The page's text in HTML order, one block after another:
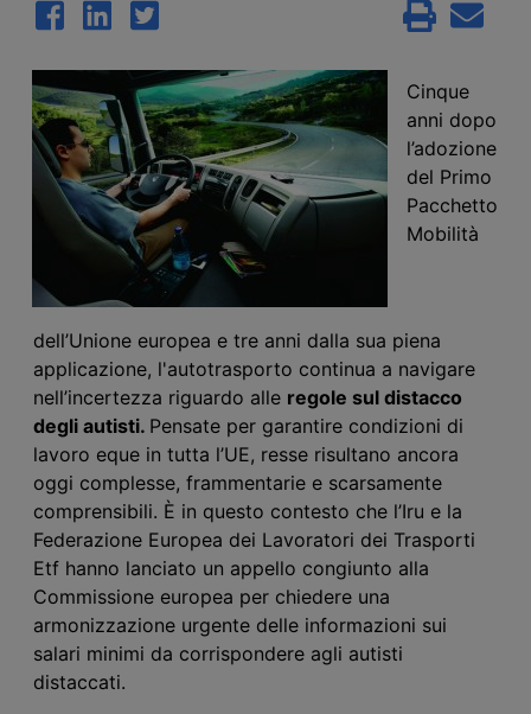
Cinque
anni dopo
l’adozione
del Primo
Pacchetto
Mobilità
dell’Unione europea e tre anni dalla sua piena
applicazione, l'autotrasporto continua a navigare
nell’incertezza riguardo alle regole sul distacco
degli autisti. Pensate per garantire condizioni di
lavoro eque in tutta l’UE, resse risultano ancora
oggi complesse, frammentarie e scarsamente
comprensibili. È in questo contesto che l’Iru e la
Federazione Europea dei Lavoratori dei Trasporti
Etf hanno lanciato un appello congiunto alla
Commissione europea per chiedere una
armonizzazione urgente delle informazioni sui
salari minimi da corrispondere agli autisti
distaccati.